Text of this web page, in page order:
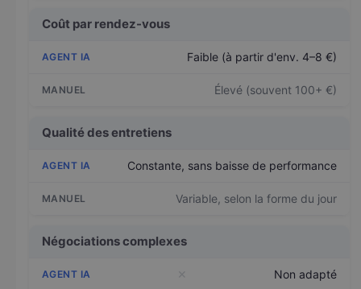
Coût par rendez-vous
Faible (à partir d'env. 4–8 €)
Élevé (souvent 100+ €)
Qualité des entretiens
Constante, sans baisse de performance
Variable, selon la forme du jour
Négociations complexes
Non adapté